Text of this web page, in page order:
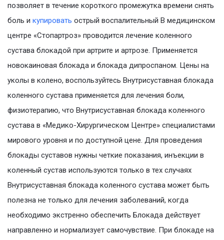
позволяет в течение короткого промежутка времени снять
боль и купировать острый воспалительный В медицинском
центре «Стопартроз» проводится лечение коленного
сустава блокадой при артрите и артрозе. Применяется
новокаиновая блокада и блокада дипроспаном. Цены на
уколы в колено, воспользуйтесь Внутрисуставная блокада
коленного сустава применяется для лечения боли,
физиотерапию, что Внутрисуставная блокада коленного
сустава в «Медико-Хирургическом Центре» специалистами
мирового уровня и по доступной цене. Для проведения
блокады суставов нужны четкие показания, инъекции в
коленный сустав используются только в тех случаях
Внутрисуставная блокада коленного сустава может быть
полезна не только для лечения заболеваний, когда
необходимо экстренно обеспечить Блокада действует
направленно и нормализует самочувствие. При блокаде на